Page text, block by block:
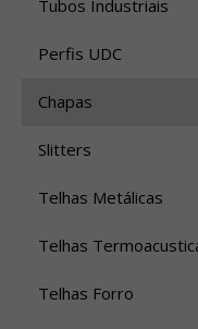
Tubos Industriais
Perfis UDC
Chapas
Slitters
Telhas Metálicas
Telhas
Telhas Forro